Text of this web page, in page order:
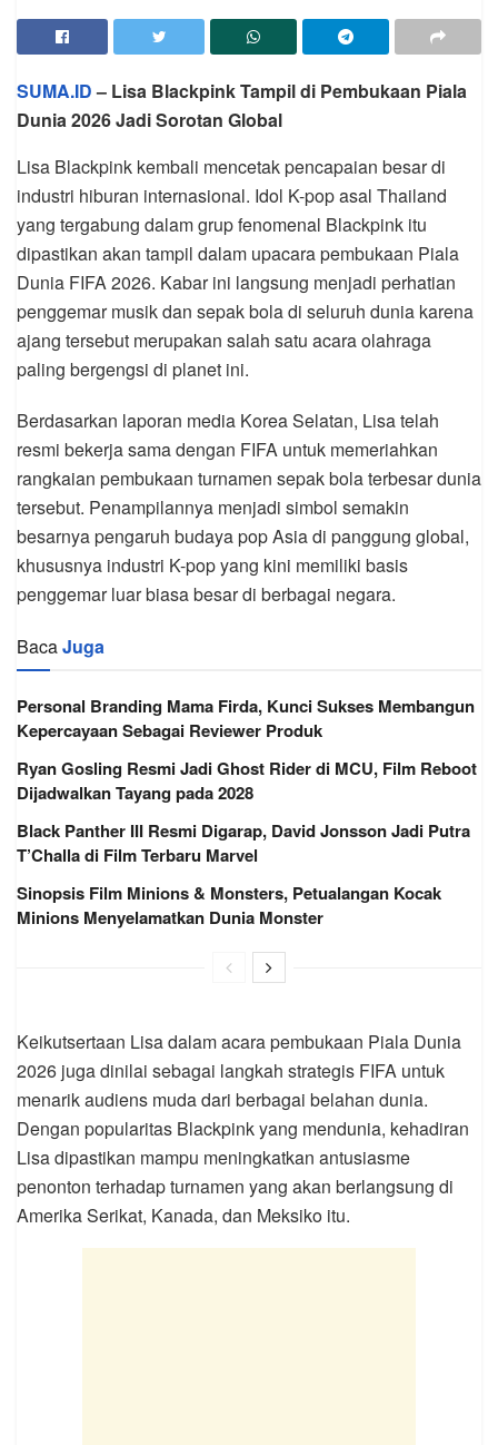
SUMA.ID– Lisa Blackpink Tampil di Pembukaan Piala
Dunia 2026 Jadi Sorotan Global
Lisa Blackpink kembali mencetak pencapaian besar di
industri hiburan internasional. Idol K-pop asal Thailand
yang tergabung dalam grup fenomenal Blackpink itu
dipastikan akan tampil dalam upacara pembukaan Piala
Dunia FIFA 2026. Kabar ini langsung menjadi perhatian
penggemar musik dan sepak bola di seluruh dunia karena
ajang tersebut merupakan salah satu acara olahraga
paling bergengsi di planet ini.
Berdasarkan laporan media Korea Selatan, Lisa telah
resmi bekerja sama dengan FIFA untuk memeriahkan
rangkaian pembukaan turnamen sepak bola terbesar dunia
tersebut. Penampilannya menjadi simbol semakin
besarnya pengaruh budaya pop Asia di panggung global,
khususnya industri K-pop yang kini memiliki basis
penggemar luar biasa besar di berbagai negara.
BacaJuga
Personal Branding Mama Firda, Kunci Sukses Membangun
Kepercayaan Sebagai Reviewer Produk
Ryan Gosling Resmi Jadi Ghost Rider di MCU, Film Reboot
Dijadwalkan Tayang pada 2028
Black Panther III Resmi Digarap, David Jonsson Jadi Putra
T’Challa di Film Terbaru Marvel
Sinopsis Film Minions & Monsters, Petualangan Kocak
Minions Menyelamatkan Dunia Monster
Keikutsertaan Lisa dalam acara pembukaan Piala Dunia
2026 juga dinilai sebagai langkah strategis FIFA untuk
menarik audiens muda dari berbagai belahan dunia.
Dengan popularitas Blackpink yang mendunia, kehadiran
Lisa dipastikan mampu meningkatkan antusiasme
penonton terhadap turnamen yang akan berlangsung di
Amerika Serikat, Kanada, dan Meksiko itu.